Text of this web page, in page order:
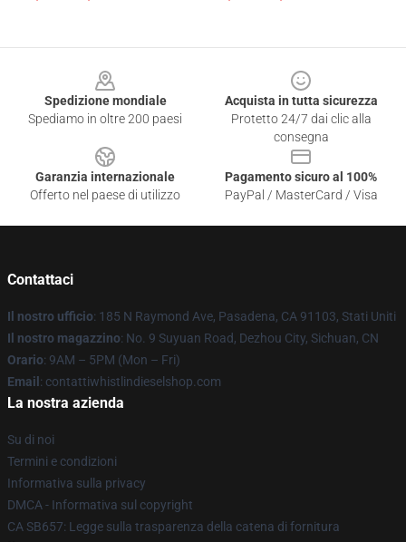
Spedizione mondiale
Spediamo in oltre 200 paesi
Acquista in tutta sicurezza
Protetto 24/7 dai clic alla
consegna
Garanzia internazionale
Offerto nel paese di utilizzo
Pagamento sicuro al 100%
PayPal / MasterCard / Visa
Contattaci
Il nostro ufficio: 185 N Raymond Ave, Pasadena, CA 91103, Stati Uniti
Il nostro magazzino: No. 9 Suyuan Road, Dezhou City, Sichuan, CN
Orario: 9AM – 5PM (Mon – Fri)
Email : contattiwhistlindieselshop.com
La nostra azienda
Su di noi
Termini e condizioni
Informativa sulla privacy
DMCA - Informativa sul copyright
CA SB657: Legge sulla trasparenza della catena di fornitura